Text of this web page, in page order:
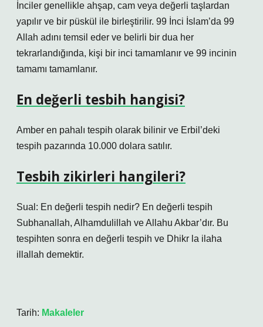
İnciler genellikle ahşap, cam veya değerli taşlardan
yapılır ve bir püskül ile birleştirilir. 99 İnci İslam’da 99
Allah adını temsil eder ve belirli bir dua her
tekrarlandığında, kişi bir inci tamamlanır ve 99 incinin
tamamı tamamlanır.
En değerli tesbih hangisi?
Amber en pahalı tespih olarak bilinir ve Erbil’deki
tespih pazarında 10.000 dolara satılır.
Tesbih zikirleri hangileri?
Sual: En değerli tespih nedir? En değerli tespih
Subhanallah, Alhamdulillah ve Allahu Akbar’dır. Bu
tespihten sonra en değerli tespih ve Dhikr la ilaha
illallah demektir.
Tarih: Makaleler